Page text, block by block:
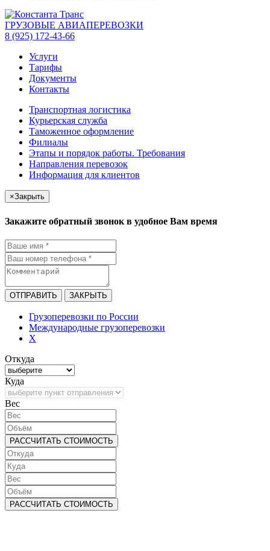
ГРУЗОВЫЕ АВИАПЕРЕВОЗКИ
8 (925) 172-43-66
Услуги
Тарифы
Документы
Контакты
Транспортная логистика
Курьерская служба
Таможенное оформление
Филиалы
Этапы и порядок работы. Требования
Направления перевозок
Информация для клиентов
×Закрыть
Закажите обратный звонок в удобное Вам время
ОТПРАВИТЬ ЗАКРЫТЬ
Грузоперевозки по России
Международные грузоперевозки
X
Откуда
Куда
Bec
РАССЧИТАТЬ СТОИМОСТЬ
РАССЧИТАТЬ СТОИМОСТЬ